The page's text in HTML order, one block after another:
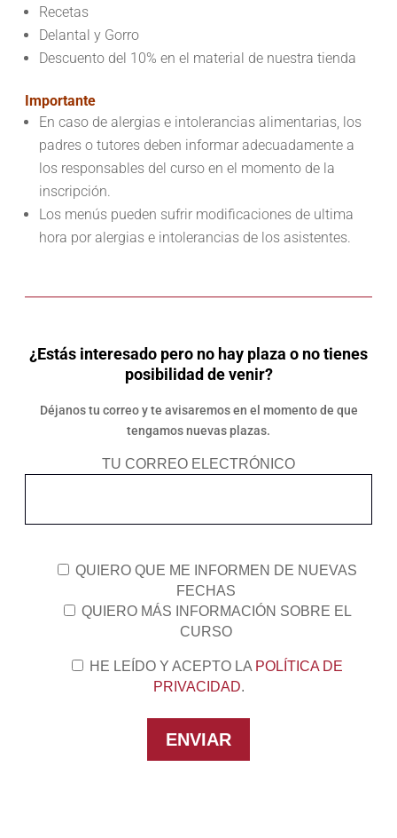
Recetas
Delantal y Gorro
Descuento del 10% en el material de nuestra tienda
Importante
En caso de alergias e intolerancias alimentarias, los
padres o tutores deben informar adecuadamente a
los responsables del curso en el momento de la
inscripción.
Los menús pueden sufrir modificaciones de ultima
hora por alergias e intolerancias de los asistentes.
¿Estás interesado pero no hay plaza o no tienes
posibilidad de venir?
Déjanos tu correo y te avisaremos en el momento de que
tengamos nuevas plazas.
TU CORREO ELECTRÓNICO
QUIERO QUE ME INFORMEN DE NUEVAS
FECHAS
QUIERO MÁS INFORMACIÓN SOBRE EL
CURSO
HE LEÍDO Y ACEPTO LA POLÍTICA DE
PRIVACIDAD.